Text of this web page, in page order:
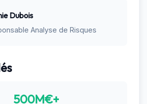
Dubois
Analyse de Risques
500M€+